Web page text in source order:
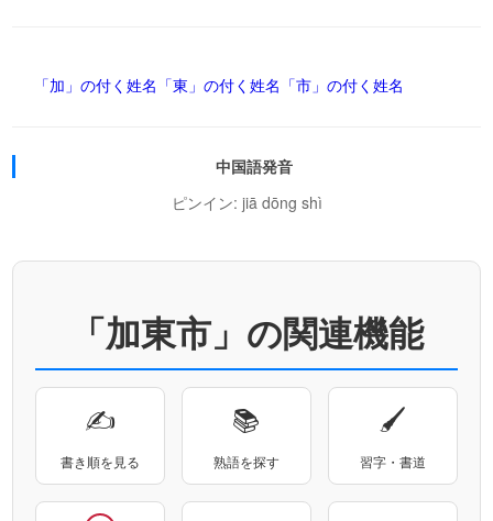
「加」の付く姓名 「東」の付く姓名 「市」の付く姓名
中国語発音
ピンイン: jiā dōng shì
「加東市」の関連機能
✍
書き順を見る
📚
熟語を探す
🖌
習字・書道